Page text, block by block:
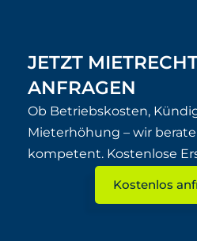
JETZT
ANFRAGEN
Ob Betriebskosten,
Mieterhöhung – wir
kompetent. Kostenlose
Kostenlos